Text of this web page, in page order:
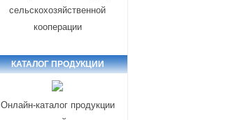
сельскохозяйственной
кооперации
КАТАЛОГ ПРОДУКЦИИ
Онлайн-каталог продукции